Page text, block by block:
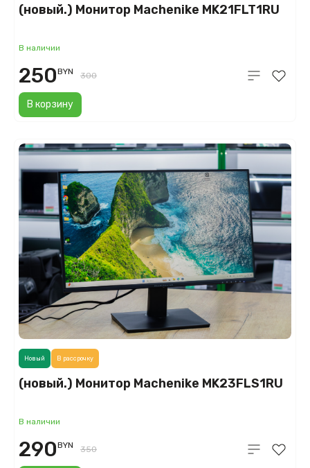
(новый.) Монитор Machenike MK21FLT1RU
В наличии
В корзину
250BYN 300
(новый.) Монитор Machenike MK23FLS1RU
В наличии
Новый В рассрочку
290BYN 350